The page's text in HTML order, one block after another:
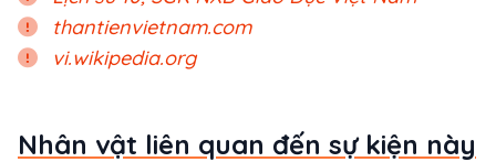
thantienvietnam.com
vi.wikipedia.org
Nhân vật liên quan đến sự kiện này